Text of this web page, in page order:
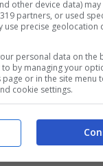
con
FOV 71° e
FOV 80°.
USB Type-C
other device data)
partners, or used
use precise geolocation
personal data on the
by managing your
or in the site menu
cookie settings.